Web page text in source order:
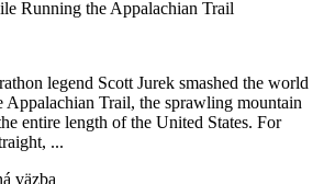
Running the Appalachian Trail
legend Scott Jurek smashed the world
Appalachian Trail, the sprawling mountain
entire length of the United States. For
...
väzba